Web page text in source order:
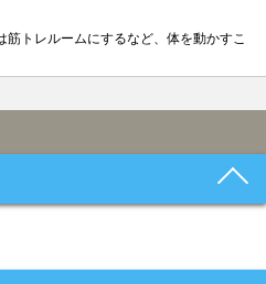
トレルームにするなど、体を動かすこ